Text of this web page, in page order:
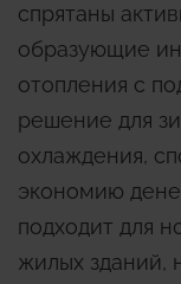
спрятаны
образующие
отопления с
решение для
охлаждения,
экономию
подходит для
жилых зданий,